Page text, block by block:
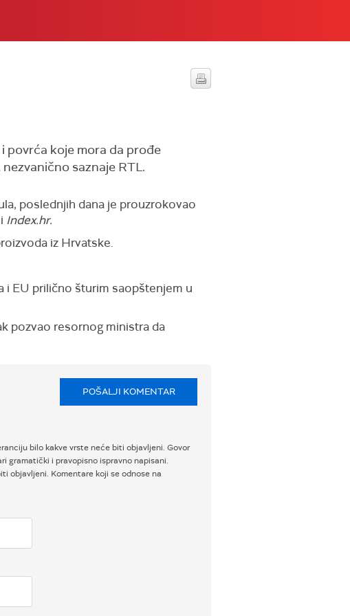
povrća koje mora da prođe
saznaje RTL.
poslednjih dana je prouzrokovao
Index.hr.
iz Hrvatske.
i EU prilično šturim saopštenjem u
pozvao resornog ministra da
POŠALJI KOMENTAR
bilo kakve vrste neće biti objavljeni. Govor
gramatički i pravopisno ispravno napisani.
objavljeni. Komentare koji se odnose na